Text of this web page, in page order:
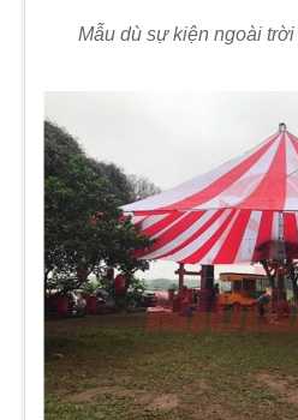
Mẫu dù sự kiện ngoài